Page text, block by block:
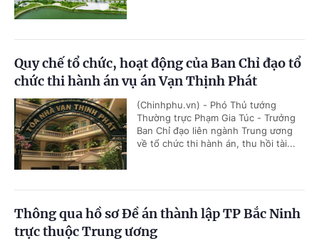
Quy chế tổ chức, hoạt động của Ban Chỉ đạo tổ
chức thi hành án vụ án Vạn Thịnh Phát
(Chinhphu.vn) - Phó Thủ tướng
Thường trực Phạm Gia Túc - Trưởng
Ban Chỉ đạo liên ngành Trung ương
về tổ chức thi hành án, thu hồi tài...
Thông qua hồ sơ Đề án thành lập TP Bắc Ninh
trực thuộc Trung ương